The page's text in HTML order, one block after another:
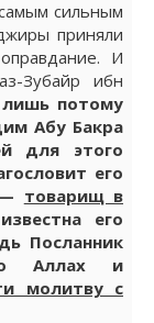
сильным
приняли
И
Зубайр ибн
потому
Абу Бакра
для этого
его
товарищ в
его
Посланник
Аллах и
молитву с